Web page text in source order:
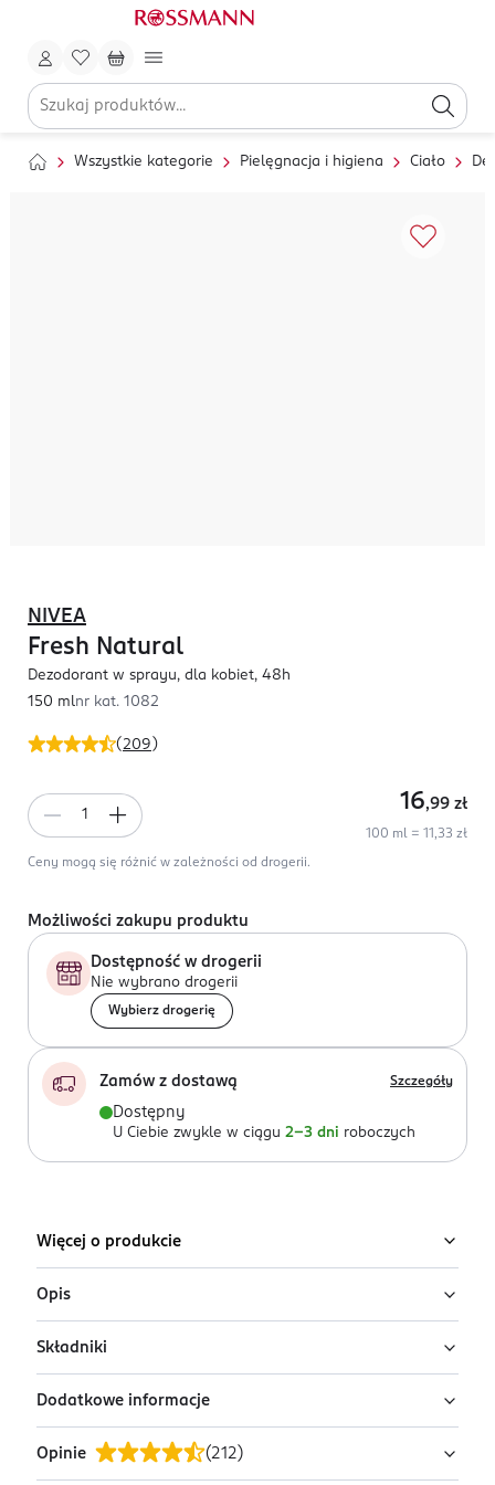
Wszystkie kategorie Pielęgnacja i higiena Ciało
(209 )
NIVEA
Fresh Natural
Dezodorant w sprayu, dla kobiet, 48h
150 mlnr kat. 1082
16,99 zł
100 ml = 11,33 zł
Ceny mogą się różnić w zależności od drogerii.
Możliwości zakupu produktu
Dostępność w drogerii
Nie wybrano drogerii
Wybierz drogerię
Zamów z dostawą Szczegóły
Dostępny
U Ciebie zwykle w ciągu 2-3 dni roboczych
Więcej o produkcie
Opis
Poczuj orzeźwiającą świeżość przez cały dzień z
dezodorantem dla kobiet NIVEA Fresh Natural.
Skuteczna ochrona przed nieprzyjemnym zapachem i
delikatna pielęgnacja skóry dzięki ekstraktom morskim.
Składniki
Butane, Alcohol Denat., Isobutane, Propane, Parfum,
Octenidine HCl, Ethylhexylglycerin, Maris Limus Extract,
Ostrea Shell Extract, Persea Gratissima Oil,
Dodatkowe informacje
PRZYGOTOWANIE I STOSOWANIE
Opinie (212 )